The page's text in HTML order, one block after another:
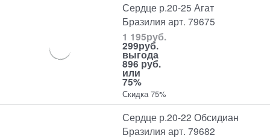
Сердце р.20-25 Агат
Бразилия арт. 79675
1 195руб.
299руб.
выгода
896 руб.
или
75%
Скидка 75%
Сердце р.20-22 Обсидиан
Бразилия арт. 79682